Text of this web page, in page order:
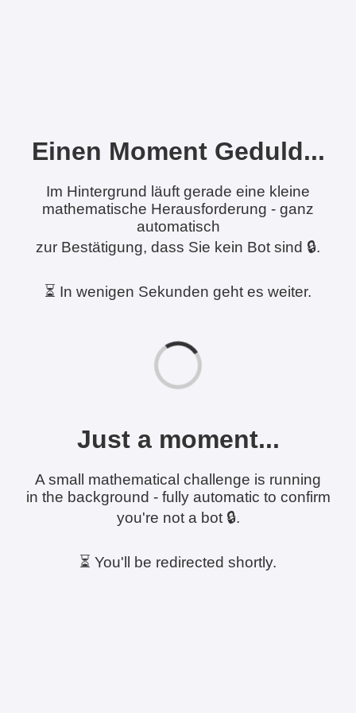
Einen Moment Geduld...
Im Hintergrund läuft gerade eine kleine
mathematische Herausforderung - ganz
automatisch
zur Bestätigung, dass Sie kein Bot sind 🔒.
⏳ In wenigen Sekunden geht es weiter.
Just a moment...
A small mathematical challenge is running
in the background - fully automatic to confirm
you're not a bot 🔒.
⏳ You'll be redirected shortly.